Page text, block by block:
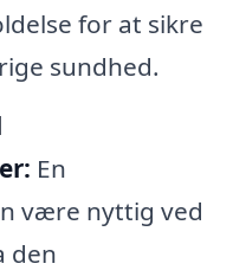
for at sikre
sundhed.
En
være nyttig ved
den